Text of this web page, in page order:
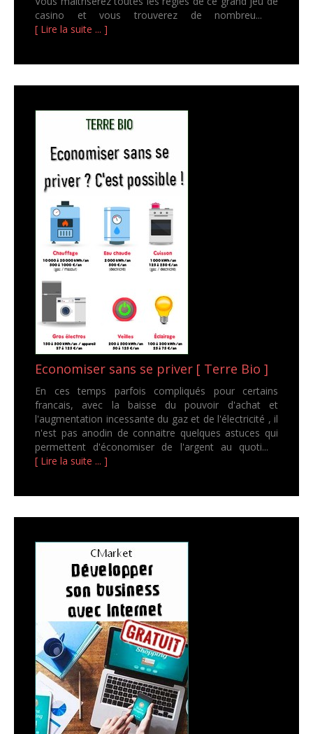
casino et vous trouverez de nombreu...
[ Lire la suite ... ]
Economiser sans se priver [ Terre Bio ]
En ces temps parfois compliqués pour certains
francais, avec la baisse du pouvoir d'achat et
l'augmentation incessante du gaz et de l'électricité , il
n'est pas anodin de connaitre quelques astuces qui
permettent d'économiser de l'argent au quoti...
[ Lire la suite ... ]